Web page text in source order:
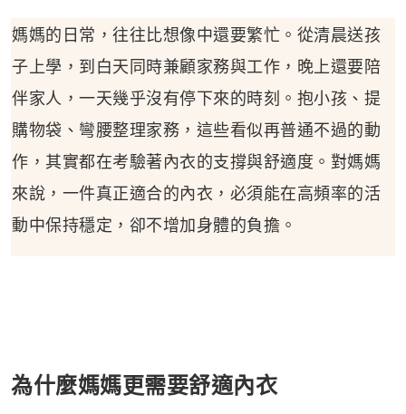
媽媽的日常，往往比想像中還要繁忙。從清晨送孩
子上學，到白天同時兼顧家務與工作，晚上還要陪
伴家人，一天幾乎沒有停下來的時刻。抱小孩、提
購物袋、彎腰整理家務，這些看似再普通不過的動
作，其實都在考驗著內衣的支撐與舒適度。對媽媽
來說，一件真正適合的內衣，必須能在高頻率的活
動中保持穩定，卻不增加身體的負擔。
為什麼媽媽更需要舒適內衣